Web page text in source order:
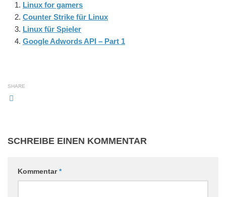
Linux for gamers
Counter Strike für Linux
Linux für Spieler
Google Adwords API – Part 1
SHARE
SCHREIBE EINEN KOMMENTAR
Kommentar*